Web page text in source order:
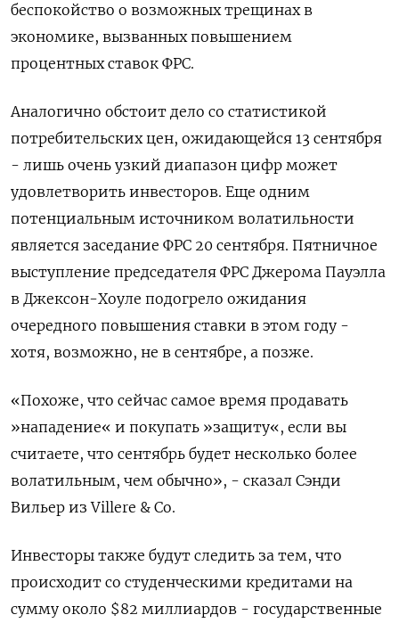
беспокойство о возможных трещинах в
экономике, вызванных повышением
процентных ставок ФРС.
Аналогично обстоит дело со статистикой
потребительских цен, ожидающейся 13 сентября
- лишь очень узкий диапазон цифр может
удовлетворить инвесторов. Еще одним
потенциальным источником волатильности
является заседание ФРС 20 сентября. Пятничное
выступление председателя ФРС Джерома Пауэлла
в Джексон-Хоуле подогрело ожидания
очередного повышения ставки в этом году -
хотя, возможно, не в сентябре, а позже.
«Похоже, что сейчас самое время продавать
»нападение« и покупать »защиту«, если вы
считаете, что сентябрь будет несколько более
волатильным, чем обычно», - сказал Сэнди
Вильер из Villere & Co.
Инвесторы также будут следить за тем, что
происходит со студенческими кредитами на
сумму около $82 миллиардов - государственные